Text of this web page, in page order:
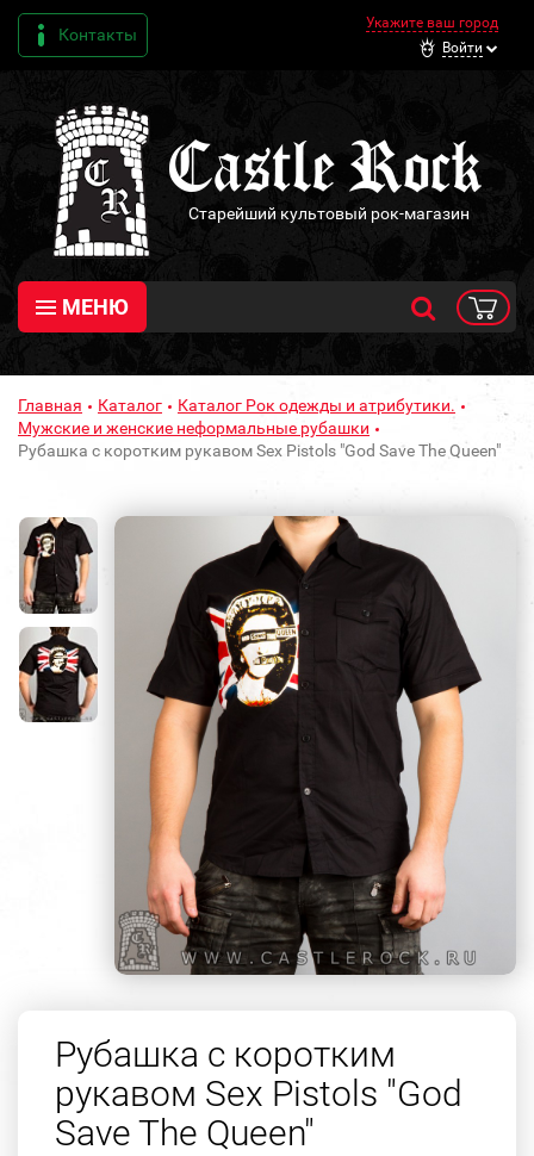
Контакты
Укажите ваш город
Войти
Старейший культовый рок-магазин
МЕНЮ
Главная Каталог
Каталог Рок одежды и атрибутики.
Мужские и женские неформальные рубашки
Рубашка с коротким рукавом Sex Pistols "God Save The Queen"
Рубашка с коротким
рукавом Sex Pistols "God
Save The Queen"